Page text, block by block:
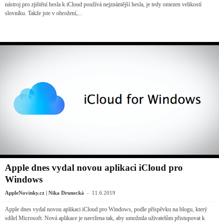
nástroj pro zjištění hesla k iCloud používá nejznámější hesla, je tedy omezen velikostí
slovníku. Takže jste v ohrožení,...
Apple dnes vydal novou aplikaci iCloud pro
Windows
AppleNovinky.cz | Nika Drunecká - 11.6.2019
Apple dnes vydal novou aplikaci iCloud pro Windows, podle příspěvku na blogu, který
sdílel Microsoft. Nová aplikace je navržena tak, aby umožnila uživatelům přistupovat k